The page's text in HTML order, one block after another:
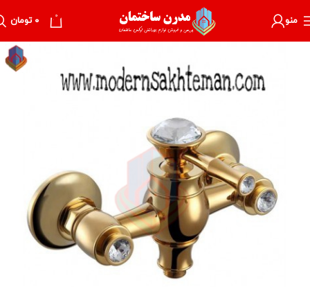
منو 0 ۰ تومان